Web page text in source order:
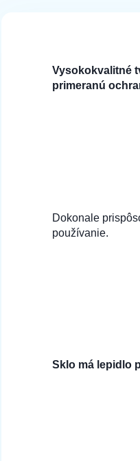
Vysokokvalitné
primeranú
Dokonale
používanie.
Sklo má lepidlo